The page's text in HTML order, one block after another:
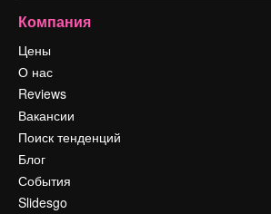
Компания
Цены
О нас
Reviews
Вакансии
Поиск тенденций
Блог
События
Slidesgo